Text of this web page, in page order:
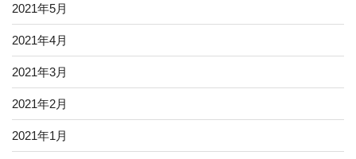
2021年5月
2021年4月
2021年3月
2021年2月
2021年1月